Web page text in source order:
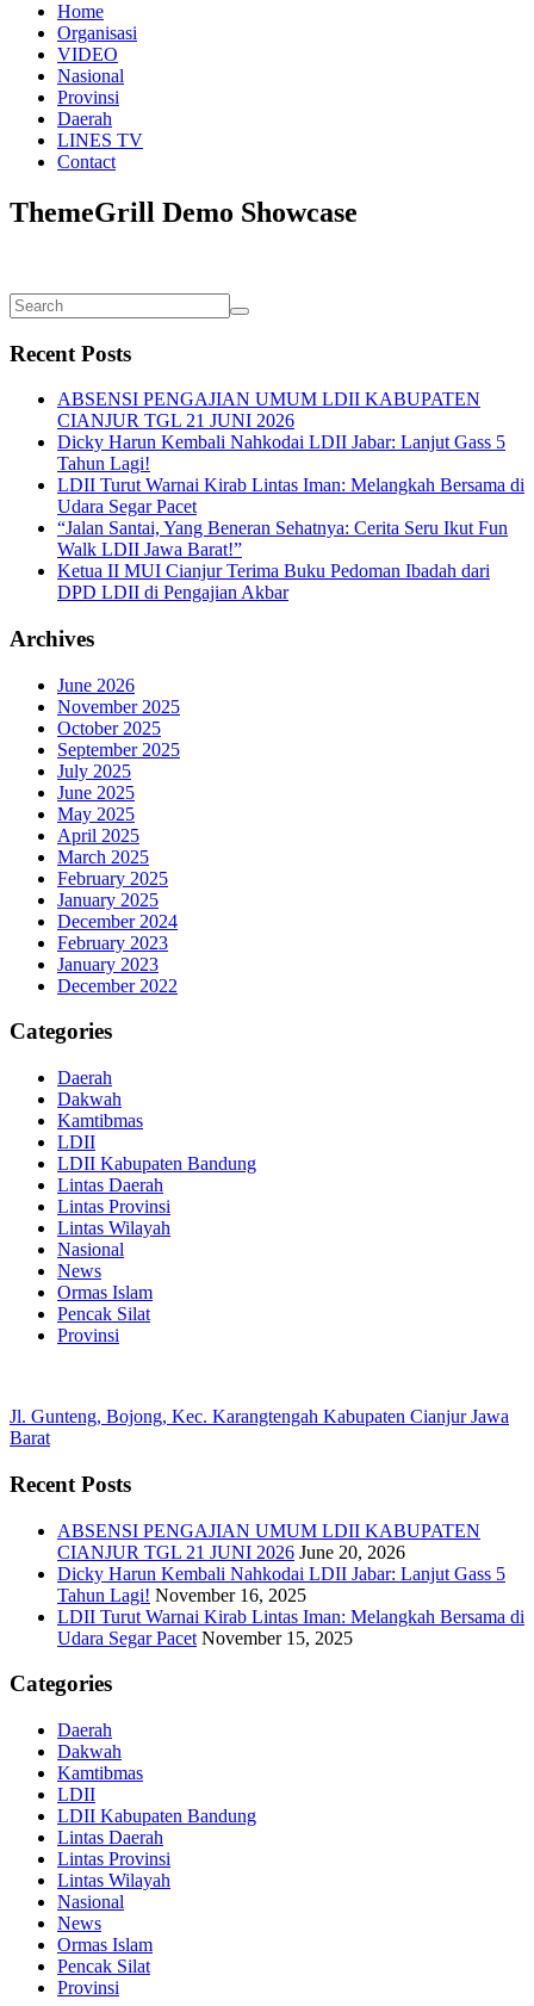
Home
Organisasi
VIDEO
Nasional
Provinsi
Daerah
LINES TV
Contact
ThemeGrill Demo Showcase
Recent Posts
ABSENSI PENGAJIAN UMUM LDII KABUPATEN
CIANJUR TGL 21 JUNI 2026
Dicky Harun Kembali Nahkodai LDII Jabar: Lanjut Gass 5
Tahun Lagi!
LDII Turut Warnai Kirab Lintas Iman: Melangkah Bersama di
Udara Segar Pacet
“Jalan Santai, Yang Beneran Sehatnya: Cerita Seru Ikut Fun
Walk LDII Jawa Barat!”
Ketua II MUI Cianjur Terima Buku Pedoman Ibadah dari
DPD LDII di Pengajian Akbar
Archives
June 2026
November 2025
October 2025
September 2025
July 2025
June 2025
May 2025
April 2025
March 2025
February 2025
January 2025
December 2024
February 2023
January 2023
December 2022
Categories
Daerah
Dakwah
Kamtibmas
LDII
LDII Kabupaten Bandung
Lintas Daerah
Lintas Provinsi
Lintas Wilayah
Nasional
News
Ormas Islam
Pencak Silat
Provinsi
Jl. Gunteng, Bojong, Kec. Karangtengah Kabupaten Cianjur Jawa
Barat
Recent Posts
ABSENSI PENGAJIAN UMUM LDII KABUPATEN
CIANJUR TGL 21 JUNI 2026 June 20, 2026
Dicky Harun Kembali Nahkodai LDII Jabar: Lanjut Gass 5
Tahun Lagi! November 16, 2025
LDII Turut Warnai Kirab Lintas Iman: Melangkah Bersama di
Udara Segar Pacet November 15, 2025
Categories
Daerah
Dakwah
Kamtibmas
LDII
LDII Kabupaten Bandung
Lintas Daerah
Lintas Provinsi
Lintas Wilayah
Nasional
News
Ormas Islam
Pencak Silat
Provinsi